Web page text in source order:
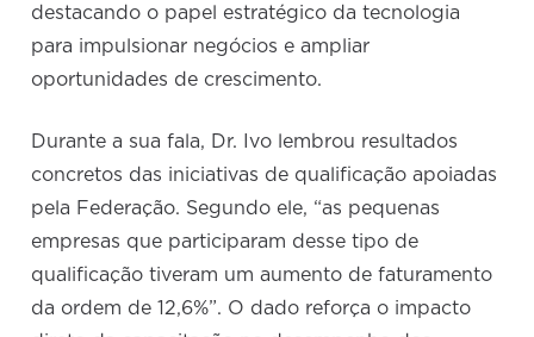
destacando o papel estratégico da tecnologia
para impulsionar negócios e ampliar
oportunidades de crescimento.
Durante a sua fala, Dr. Ivo lembrou resultados
concretos das iniciativas de qualificação apoiadas
pela Federação. Segundo ele, “as pequenas
empresas que participaram desse tipo de
qualificação tiveram um aumento de faturamento
da ordem de 12,6%”. O dado reforça o impacto